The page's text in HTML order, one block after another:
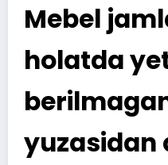
Mebel
holatda
yuzasidan